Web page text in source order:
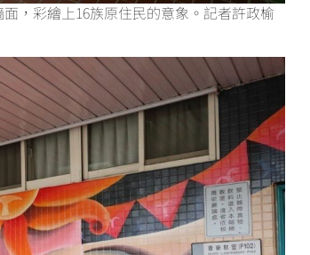
，彩繪上16族原住民的意象。記者許政榆